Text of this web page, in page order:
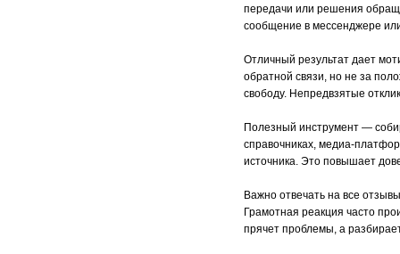
передачи или решения
сообщение в мессенджере
Отличный результат дает
обратной связи, но не за
свободу. Непредвзятые
Полезный инструмент —
справочниках, медиа-
источника. Это повышает
Важно отвечать на все
Грамотная реакция часто
прячет проблемы, а